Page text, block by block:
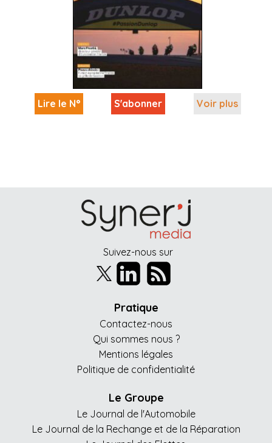
Lire le N° S'abonner Voir plus
Suivez-nous sur
Pratique
Contactez-nous
Qui sommes nous ?
Mentions légales
Politique de confidentialité
Le Groupe
Le Journal de l'Automobile
Le Journal de la Rechange et de la Réparation